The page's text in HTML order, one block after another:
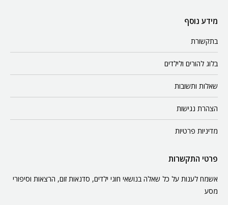
מידע נוסף
בתקשורת
בלוג להורים ולילדים
שאלות ותשובות
הצהרת נגישות
מדיניות פרטיות
פרטי התקשרות
אשמח לענות על כל שאלה בנושאי חוגי ילדים, סדנאות זום, הרצאות וסיפורי
מסע